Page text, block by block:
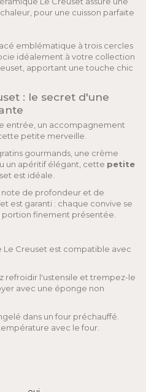
pour une cuisson parfaite
emblématique à trois cercles
idéalement à votre collection
apportant une touche chic
: le secret d'une
entrée, un accompagnement
petite merveille.
gourmands, une crème
un apéritif élégant, cette petite
est idéale.
note de profondeur et de
est garanti : chaque convive se
finement présentée.
Creuset est compatible avec
refroidir l'ustensile et trempez-le
avec une éponge non
dans un four préchauffé.
avec le four.